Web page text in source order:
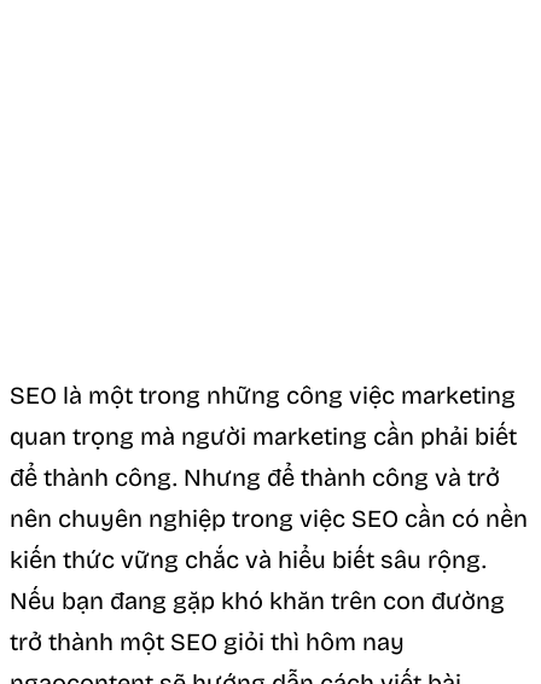
SEO là một trong những công việc marketing
quan trọng mà người marketing cần phải biết
để thành công. Nhưng để thành công và trở
nên chuyên nghiệp trong việc SEO cần có nền
kiến thức vững chắc và hiểu biết sâu rộng.
Nếu bạn đang gặp khó khăn trên con đường
trở thành một SEO giỏi thì hôm nay